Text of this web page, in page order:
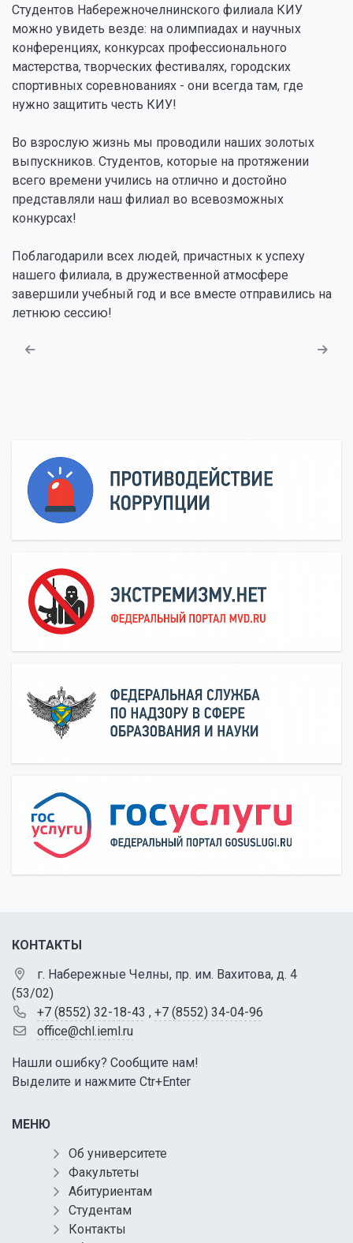
Студентов Набережночелнинского филиала КИУ
можно увидеть везде: на олимпиадах и научных
конференциях, конкурсах профессионального
мастерства, творческих фестивалях, городских
спортивных соревнованиях - они всегда там, где
нужно защитить честь КИУ!
Во взрослую жизнь мы проводили наших золотых
выпускников. Студентов, которые на протяжении
всего времени учились на отлично и достойно
представляли наш филиал во всевозможных
конкурсах!
Поблагодарили всех людей, причастных к успеху
нашего филиала, в дружественной атмосфере
завершили учебный год и все вместе отправились на
летнюю сессию!
КОНТАКТЫ
г. Набережные Челны, пр. им. Вахитова, д. 4
(53/02)
+7 (8552) 32-18-43 , +7 (8552) 34-04-96
office@chl.ieml.ru
Нашли ошибку? Сообщите нам!
Выделите и нажмите Ctr+Enter
МЕНЮ
Об университете
Факультеты
Абитуриентам
Студентам
Контакты